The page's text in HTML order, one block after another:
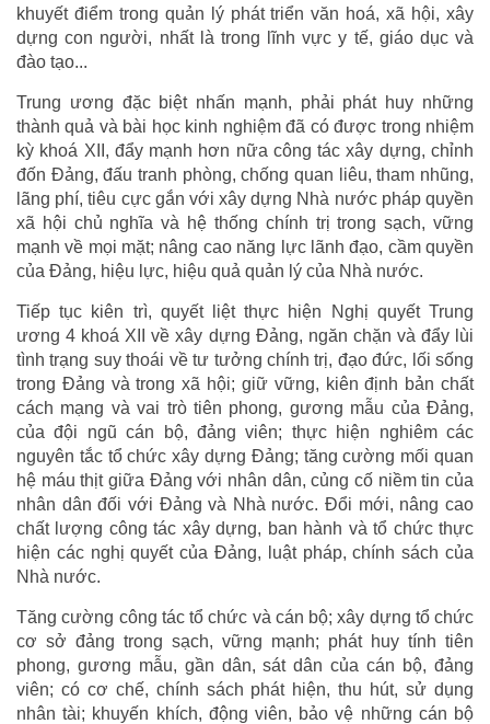
khuyết điểm trong quản lý phát triển văn hoá, xã hội, xây
dựng con người, nhất là trong lĩnh vực y tế, giáo dục và
đào tạo...
Trung ương đặc biệt nhấn mạnh, phải phát huy những
thành quả và bài học kinh nghiệm đã có được trong nhiệm
kỳ khoá XII, đẩy mạnh hơn nữa công tác xây dựng, chỉnh
đốn Đảng, đấu tranh phòng, chống quan liêu, tham nhũng,
lãng phí, tiêu cực gắn với xây dựng Nhà nước pháp quyền
xã hội chủ nghĩa và hệ thống chính trị trong sạch, vững
mạnh về mọi mặt; nâng cao năng lực lãnh đạo, cầm quyền
của Đảng, hiệu lực, hiệu quả quản lý của Nhà nước.
Tiếp tục kiên trì, quyết liệt thực hiện Nghị quyết Trung
ương 4 khoá XII về xây dựng Đảng, ngăn chặn và đẩy lùi
tình trạng suy thoái về tư tưởng chính trị, đạo đức, lối sống
trong Đảng và trong xã hội; giữ vững, kiên định bản chất
cách mạng và vai trò tiên phong, gương mẫu của Đảng,
của đội ngũ cán bộ, đảng viên; thực hiện nghiêm các
nguyên tắc tổ chức xây dựng Đảng; tăng cường mối quan
hệ máu thịt giữa Đảng với nhân dân, củng cố niềm tin của
nhân dân đối với Đảng và Nhà nước. Đổi mới, nâng cao
chất lượng công tác xây dựng, ban hành và tổ chức thực
hiện các nghị quyết của Đảng, luật pháp, chính sách của
Nhà nước.
Tăng cường công tác tổ chức và cán bộ; xây dựng tổ chức
cơ sở đảng trong sạch, vững mạnh; phát huy tính tiên
phong, gương mẫu, gần dân, sát dân của cán bộ, đảng
viên; có cơ chế, chính sách phát hiện, thu hút, sử dụng
nhân tài; khuyến khích, động viên, bảo vệ những cán bộ